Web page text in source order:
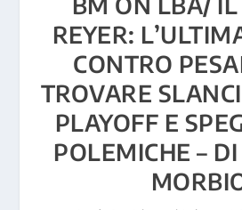
REYER:
CONTRO
TROVARE
PLAYOFF E
POLEMICHE –